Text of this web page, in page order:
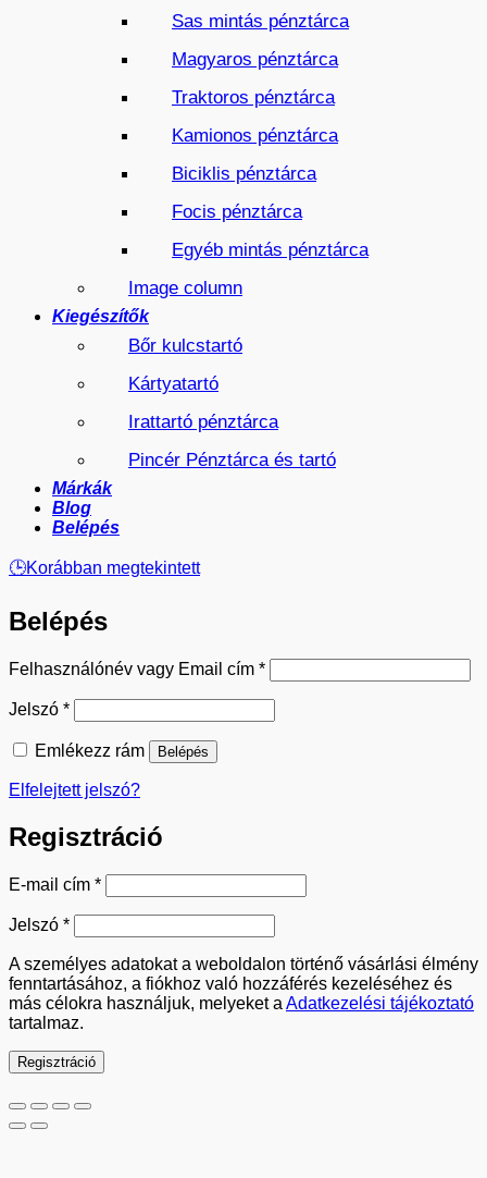
Sas mintás pénztárca
Magyaros pénztárca
Traktoros pénztárca
Kamionos pénztárca
Biciklis pénztárca
Focis pénztárca
Egyéb mintás pénztárca
Image column
Kiegészítők
Bőr kulcstartó
Kártyatartó
Irattartó pénztárca
Pincér Pénztárca és tartó
Márkák
Blog
Belépés
🕒Korábban megtekintett
Belépés
Felhasználónév vagy Email cím *Kötelező
Jelszó *Kötelező
Emlékezz rám Belépés
Elfelejtett jelszó?
Regisztráció
E-mail cím *Kötelező
Jelszó *Kötelező
A személyes adatokat a weboldalon történő vásárlási élmény
fenntartásához, a fiókhoz való hozzáférés kezeléséhez és
más célokra használjuk, melyeket a Adatkezelési tájékoztató
tartalmaz.
Regisztráció